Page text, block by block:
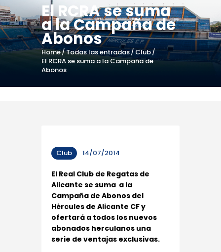
El RCRA se suma
a la Campaña de
Abonos
Home Todas las entradas
Club
El RCRA se suma a la Campaña de
Abonos
Club 14/07/2014
El Real Club de Regatas de
Alicante se suma a la
Campaña de Abonos del
Hércules de Alicante CF y
ofertará a todos los nuevos
abonados herculanos una
serie de ventajas exclusivas.